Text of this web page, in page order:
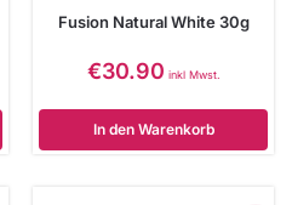
Fusion Natural White 30g
€30.90 inkl Mwst.
In den Warenkorb